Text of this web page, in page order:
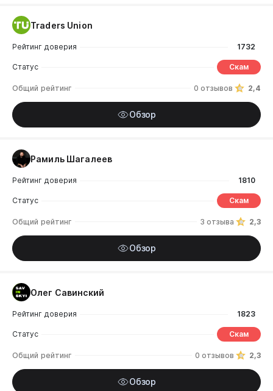
Рейтинг доверия 1732
Traders Union
Статус Скам
Общий рейтинг 2,4
0 отзывов
Обзор
Рейтинг доверия 1810
Рамиль Шагалеев
Статус Скам
Общий рейтинг 2,3
3 отзыва
Обзор
Рейтинг доверия 1823
Олег Савинский
Статус Скам
Общий рейтинг 2,3
0 отзывов
Обзор